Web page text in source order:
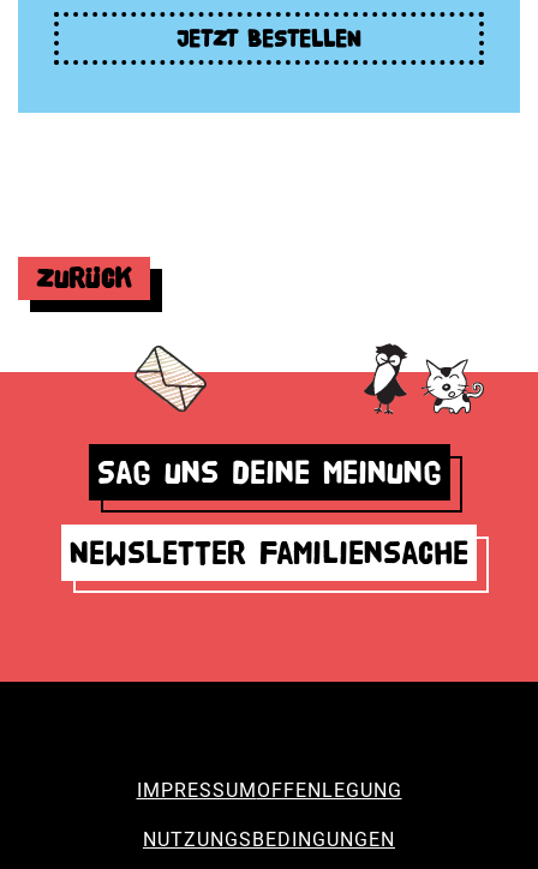
JETZT BESTELLEN
Zurück
Sag uns deine Meinung
Newsletter Familiensache
IMPRESSUMOFFENLEGUNG
NUTZUNGSBEDINGUNGEN